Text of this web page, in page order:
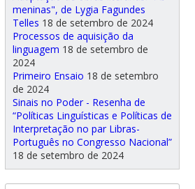
meninas", de Lygia Fagundes
Telles 18 de setembro de 2024
Processos de aquisição da
linguagem 18 de setembro de
2024
Primeiro Ensaio 18 de setembro
de 2024
Sinais no Poder - Resenha de
“Políticas Linguísticas e Políticas de
Interpretação no par Libras-
Português no Congresso Nacional”
18 de setembro de 2024